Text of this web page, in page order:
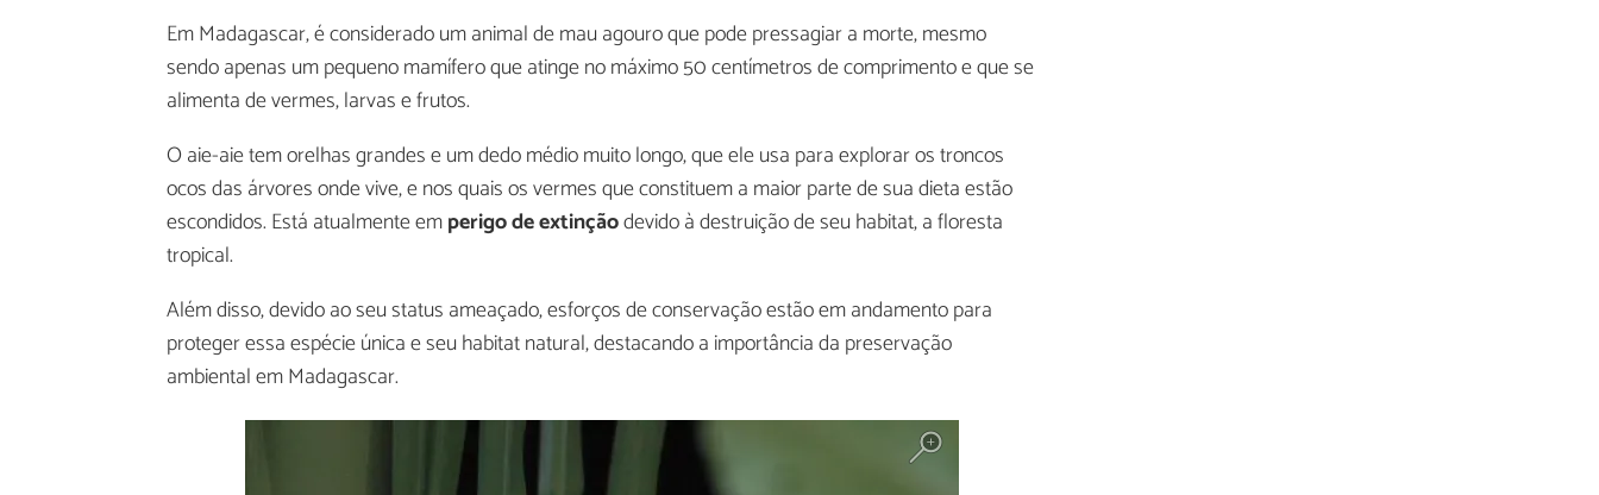
Em Madagascar, é considerado um animal de mau agouro que pode pressagiar a morte, mesmo
sendo apenas um pequeno mamífero que atinge no máximo 50 centímetros de comprimento e que se
alimenta de vermes, larvas e frutos.
O aie-aie tem orelhas grandes e um dedo médio muito longo, que ele usa para explorar os troncos
ocos das árvores onde vive, e nos quais os vermes que constituem a maior parte de sua dieta estão
escondidos. Está atualmente emperigo de extinçãodevido à destruição de seu habitat, a floresta
tropical.
Além disso, devido ao seu status ameaçado, esforços de conservação estão em andamento para
proteger essa espécie única e seu habitat natural, destacando a importância da preservação
ambiental em Madagascar.